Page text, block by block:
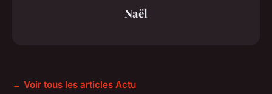
Naël
← Voir tous les articles Actu